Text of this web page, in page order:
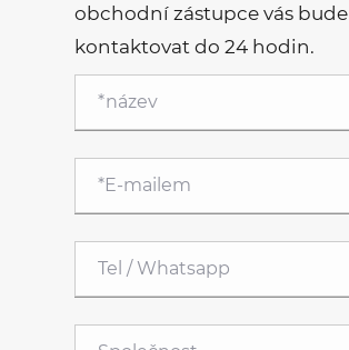
obchodní zástupce vás bude
kontaktovat do 24 hodin.